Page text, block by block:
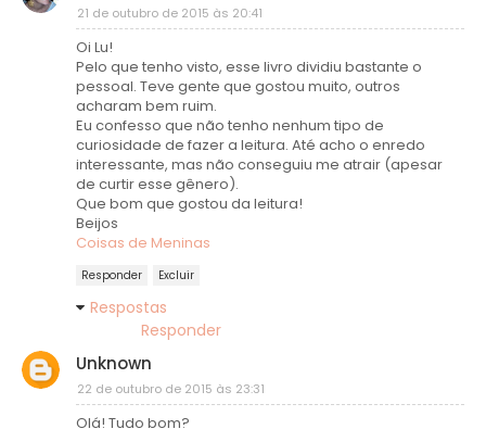
21 de outubro de 2015 às 20:41
Oi Lu!
Pelo que tenho visto, esse livro dividiu bastante o
pessoal. Teve gente que gostou muito, outros
acharam bem ruim.
Eu confesso que não tenho nenhum tipo de
curiosidade de fazer a leitura. Até acho o enredo
interessante, mas não conseguiu me atrair (apesar
de curtir esse gênero).
Que bom que gostou da leitura!
Beijos
Coisas de Meninas
Responder Excluir
Respostas
Responder
Unknown
22 de outubro de 2015 às 23:31
Olá! Tudo bom?